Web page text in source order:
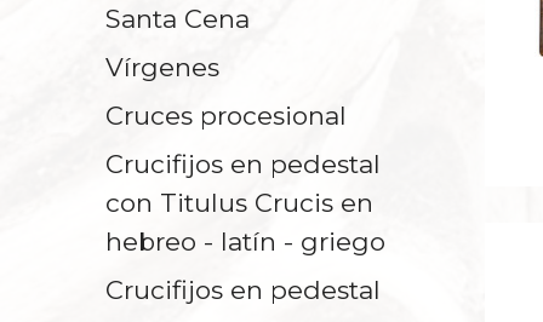
Santa Cena
Vírgenes
Cruces procesional
Crucifijos en pedestal
con Titulus Crucis en
hebreo - latín - griego
Crucifijos en pedestal